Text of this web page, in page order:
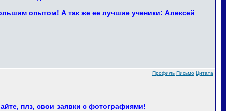
опытом! А так же ее лучшие ученики: Алексей
Профиль Письмо Цитата
плз, свои заявки с фотографиями!